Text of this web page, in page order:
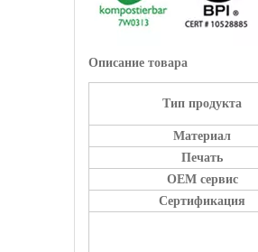
Описание товара
Тип продукта
Материал
Печать
OEM сервис
Сертификация